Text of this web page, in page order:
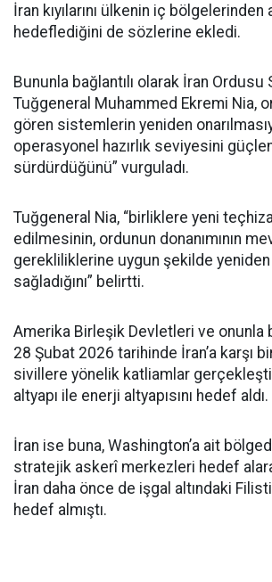
İran kıyılarını ülkenin iç bölgelerinden
hedeflediğini de sözlerine ekledi.
Bununla bağlantılı olarak İran
Tuğgeneral Muhammed Ekremi Nia,
gören sistemlerin yeniden
operasyonel hazırlık seviyesini
sürdürdüğünü” vurguladı.
Tuğgeneral Nia, “birliklere yeni
edilmesinin, ordunun donanımının
gerekliliklerine uygun şekilde
sağladığını” belirtti.
Amerika Birleşik Devletleri ve onunla
28 Şubat 2026 tarihinde İran’a karşı
sivillere yönelik katliamlar
altyapı ile enerji altyapısını hedef aldı.
İran ise buna, Washington’a ait
stratejik askerî merkezleri hedef
İran daha önce de işgal altındaki
hedef almıştı.